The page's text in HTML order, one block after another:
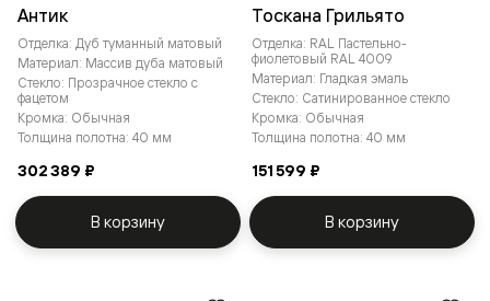
Антик
Отделка: Дуб туманный матовый
Материал: Массив дуба матовый
Стекло: Прозрачное стекло с
фацетом
Кромка: Обычная
Толщина полотна: 40 мм
302 389 ₽
В корзину
Тоскана Грильято
Отделка: RAL Пастельно-
фиолетовый RAL 4009
Материал: Гладкая эмаль
Стекло: Сатинированное стекло
Кромка: Обычная
Толщина полотна: 40 мм
151 599 ₽
В корзину